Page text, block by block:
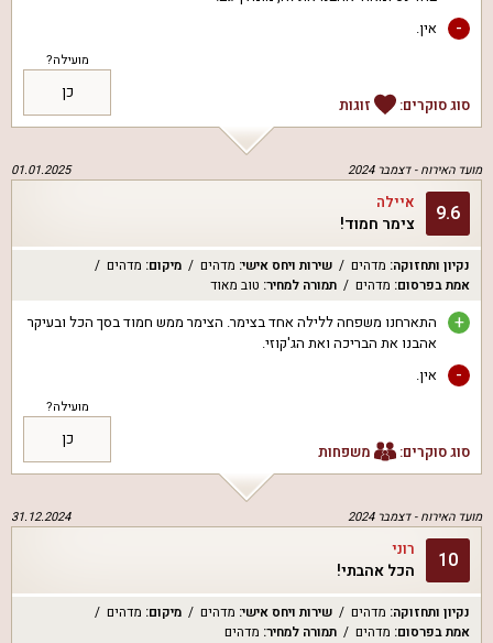
- אין.
סוג סוקרים: זוגות
מועילה?
כן
מועד האירוח -דצמבר 2024 01.01.2025
9.6 איילה
צימר חמוד!
נקיון ותחזוקה: מדהים שירות ויחס אישי: מדהים מיקום: מדהים
אמת בפרסום: מדהים תמורה למחיר: טוב מאוד
+
התארחנו משפחה ללילה אחד בצימר. הצימר ממש חמוד בסך הכל ובעיקר
אהבנו את הבריכה ואת הג'קוזי.
- אין.
סוג סוקרים: משפחות
מועילה?
כן
מועד האירוח -דצמבר 2024 31.12.2024
10 רוני
הכל אהבתי!
נקיון ותחזוקה: מדהים שירות ויחס אישי: מדהים מיקום: מדהים
אמת בפרסום: מדהים תמורה למחיר: מדהים